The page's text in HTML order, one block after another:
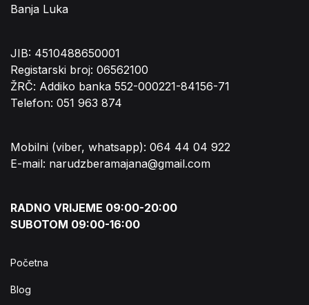
Banja Luka
JIB: 4510488650001
Registarski broj: 06562100
ŽRČ: Addiko banka 552-000221-84156-71
Telefon: 051 963 874
Mobilni (viber, whatsapp): 064 44 04 922
E-mail: narudzberamajana@gmail.com
RADNO VRIJEME 09:00-20:00
SUBOTOM 09:00-16:00
Početna
Blog